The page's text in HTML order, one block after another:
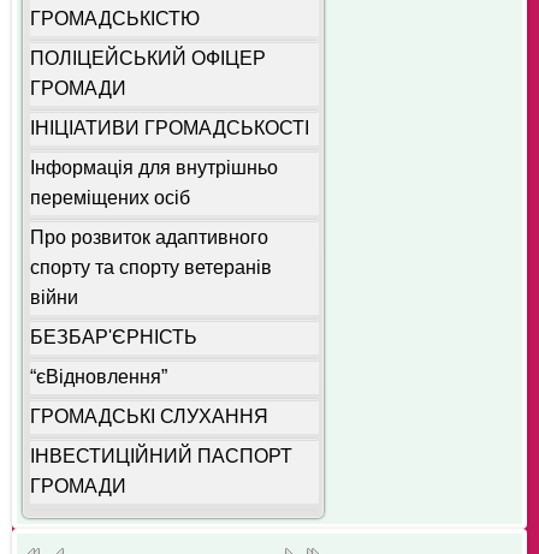
ГРОМАДСЬКІСТЮ
ПОЛІЦЕЙСЬКИЙ ОФІЦЕР
ГРОМАДИ
ІНІЦІАТИВИ ГРОМАДСЬКОСТІ
Інформація для внутрішньо
переміщених осіб
Про розвиток адаптивного
спорту та спорту ветеранів
війни
БЕЗБАР'ЄРНІСТЬ
“єВідновлення”
ГРОМАДСЬКІ СЛУХАННЯ
ІНВЕСТИЦІЙНИЙ ПАСПОРТ
ГРОМАДИ